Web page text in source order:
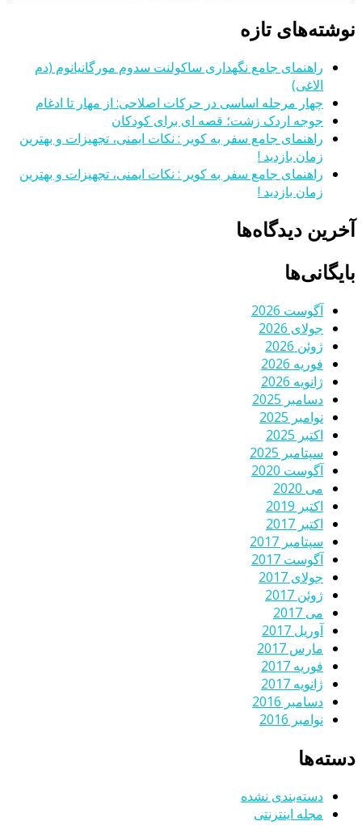
نوشته‌های تازه
راهنمای جامع نگهداری ساکولنت سدوم مورگانیانوم (دم
الاغی)
چهار مرحله اساسی در حرکات اصلاحی: از مهار تا ادغام
جوجه اردک زشت؛ قصه ای برای کودکان
راهنمای جامع سفر به کویر : نکات ایمنی، تجهیزات و بهترین
زمان بازدید !
راهنمای جامع سفر به کویر : نکات ایمنی، تجهیزات و بهترین
زمان بازدید !
آخرین دیدگاه‌ها
بایگانی‌ها
آگوست 2026
جولای 2026
ژوئن 2026
فوریه 2026
ژانویه 2026
دسامبر 2025
نوامبر 2025
اکتبر 2025
سپتامبر 2025
آگوست 2020
می 2020
اکتبر 2019
اکتبر 2017
سپتامبر 2017
آگوست 2017
جولای 2017
ژوئن 2017
می 2017
آوریل 2017
مارس 2017
فوریه 2017
ژانویه 2017
دسامبر 2016
نوامبر 2016
دسته‌ها
دسته‌بندی نشده
مجله اینترنتی